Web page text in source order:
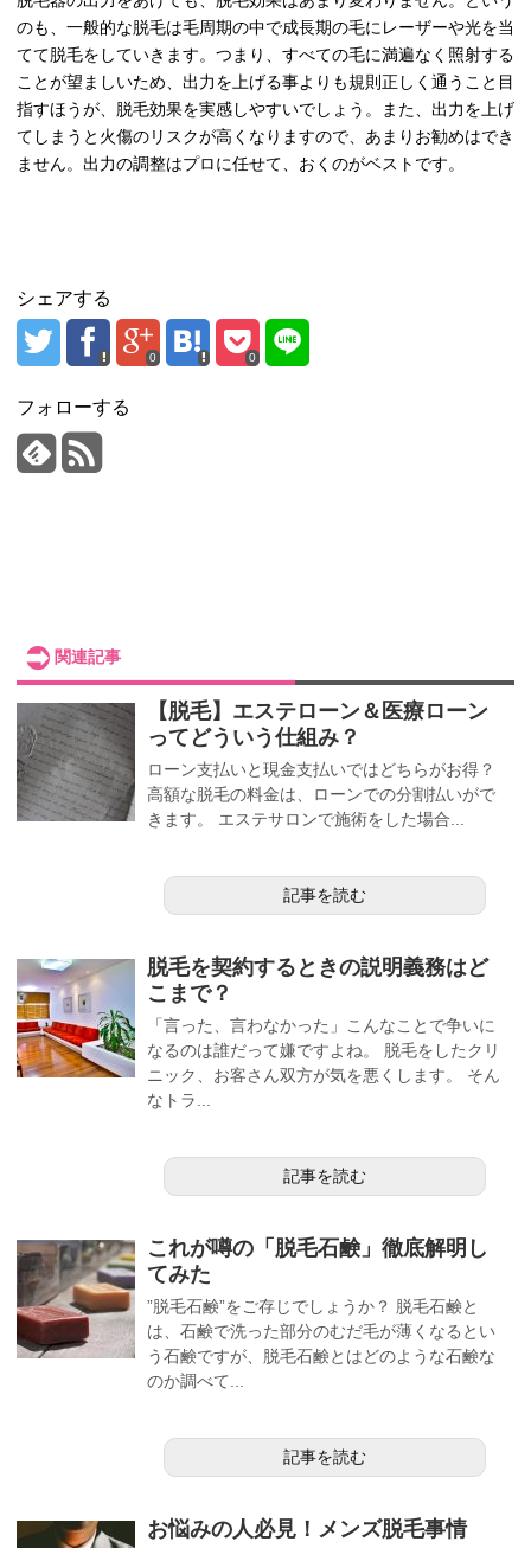
のも、一般的な脱毛は毛周期の中で成長期の毛にレーザーや光を当
てて脱毛をしていきます。つまり、すべての毛に満遍なく照射する
ことが望ましいため、出力を上げる事よりも規則正しく通うこと目
指すほうが、脱毛効果を実感しやすいでしょう。また、出力を上げ
てしまうと火傷のリスクが高くなりますので、あまりお勧めはでき
ません。出力の調整はプロに任せて、おくのがベストです。
シェアする
0 0
フォローする
関連記事
【脱毛】エステローン＆医療ローン
ってどういう仕組み？
ローン支払いと現金支払いではどちらがお得？
高額な脱毛の料金は、ローンでの分割払いがで
きます。 エステサロンで施術をした場合...
記事を読む
脱毛を契約するときの説明義務はど
こまで？
「言った、言わなかった」こんなことで争いに
なるのは誰だって嫌ですよね。 脱毛をしたクリ
ニック、お客さん双方が気を悪くします。 そん
なトラ...
記事を読む
これが噂の「脱毛石鹸」徹底解明し
てみた
”脱毛石鹸”をご存じでしょうか？ 脱毛石鹸と
は、石鹸で洗った部分のむだ毛が薄くなるとい
う石鹸ですが、脱毛石鹸とはどのような石鹸な
のか調べて...
記事を読む
お悩みの人必見！メンズ脱毛事情